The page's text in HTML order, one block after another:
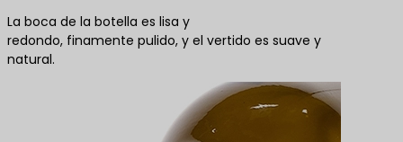
La boca de la botella es lisa y
redondo, finamente pulido, y el vertido es suave y
natural.